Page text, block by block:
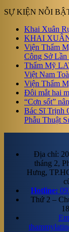
SỰ KIỆN NỖI
Khai Xuân
KHAI
Viện Thẩm
Công Sở
Thẩm Mỹ
Việt Nam
Viện Thẩm
Đôi mắt hai
“Cơn sốt”
Bác Sĩ Trịnh
Phẫu Thuật
Địa chỉ:
tháng 2,
Hưng,
Hotline:
Thứ 2 –